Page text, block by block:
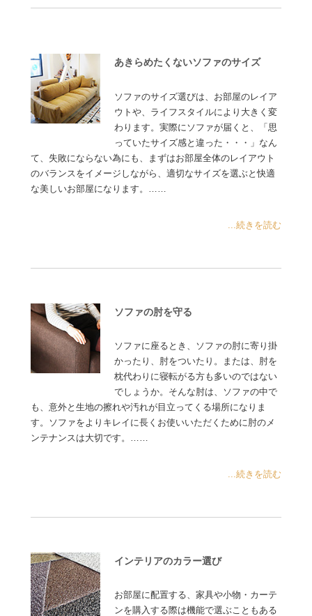
あきらめたくないソファのサイズ
ソファのサイズ選びは、お部屋のレイア
ウトや、ライフスタイルにより大きく変
わります。実際にソファが届くと、「思
っていたサイズ感と違った・・・」なん
て、失敗にならない為にも、まずはお部屋全体のレイアウト
のバランスをイメージしながら、適切なサイズを選ぶと快適
な美しいお部屋になります。……
...続きを読む
ソファの肘を守る
ソファに座るとき、ソファの肘に寄り掛
かったり、肘をついたり。または、肘を
枕代わりに寝転がる方も多いのではない
でしょうか。そんな肘は、ソファの中で
も、意外と生地の擦れや汚れが目立ってくる場所になりま
す。ソファをよりキレイに長くお使いいただくために肘のメ
ンテナンスは大切です。……
...続きを読む
インテリアのカラー選び
お部屋に配置する、家具や小物・カーテ
ンを購入する際は機能で選ぶこともある